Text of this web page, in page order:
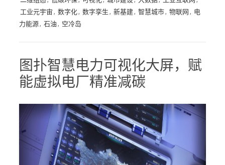
工业元宇宙 , 数字化, 数字孪生 , 新基建, 智慧城市, 物联网 , 电
力能源, 石油 , 空冷岛
图扑智慧电力可视化大屏，赋
能虚拟电厂精准减碳